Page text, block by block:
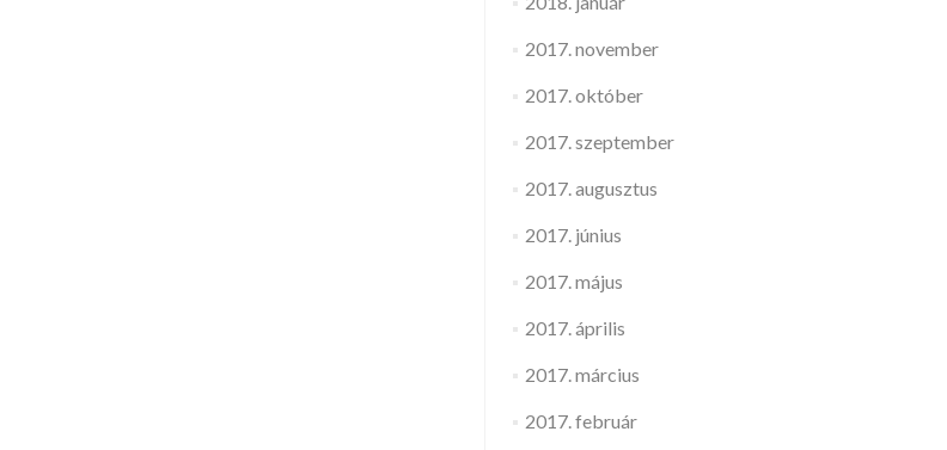
2017. november
2017. október
2017. szeptember
2017. augusztus
2017. június
2017. május
2017. április
2017. március
2017. február